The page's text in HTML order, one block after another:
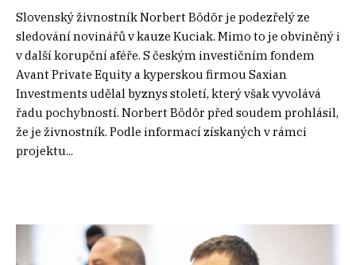
Slovenský živnostník Norbert Bödör je podezřelý ze
sledování novinářů v kauze Kuciak. Mimo to je obviněný i
v další korupční aféře. S českým investičním fondem
Avant Private Equity a kyperskou firmou Saxian
Investments udělal byznys století, který však vyvolává
řadu pochybností. Norbert Bödör před soudem prohlásil,
že je živnostník. Podle informací získaných v rámci
projektu...